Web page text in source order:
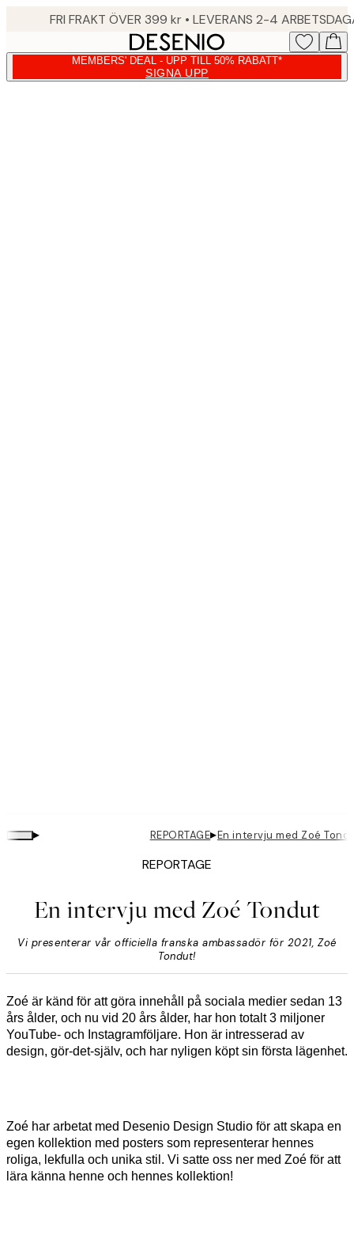
FRI FRAKT ÖVER 399 kr • LEVERANS 2-4
MEMBERS' DEAL - UPP TILL 50% RABATT*
SIGNA UPP
▸ REPORTAGE▸En intervju med Zoé
REPORTAGE
En intervju med Zoé Tondut
Vi presenterar vår officiella franska ambassadör för 2021, Zoé
Tondut!
Zoé är känd för att göra innehåll på sociala medier sedan 13
års ålder, och nu vid 20 års ålder, har hon totalt 3 miljoner
YouTube- och Instagramföljare. Hon är intresserad av
design, gör-det-själv, och har nyligen köpt sin första lägenhet.
Zoé har arbetat med Desenio Design Studio för att skapa en
egen kollektion med posters som representerar hennes
roliga, lekfulla och unika stil. Vi satte oss ner med Zoé för att
lära känna henne och hennes kollektion!